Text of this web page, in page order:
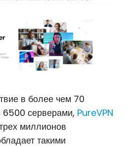
в более чем 70
6500 серверами, PureVPN
миллионов
такими